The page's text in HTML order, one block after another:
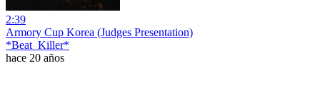
2:39
Armory Cup Korea (Judges Presentation)
*Beat_Killer*
hace 20 años